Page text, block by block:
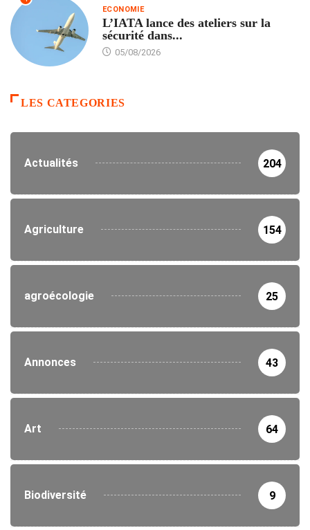
ECONOMIE
L’IATA lance des ateliers sur la
sécurité dans...
05/08/2026
LES CATEGORIES
Actualités 204
Agriculture 154
agroécologie 25
Annonces 43
Art 64
Biodiversité 9